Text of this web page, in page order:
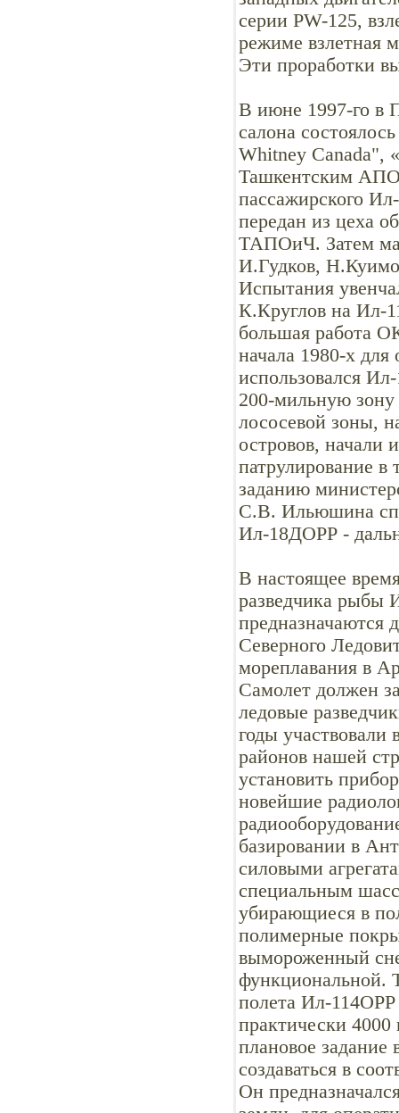
серии PW-125,
режиме взлетная
Эти проработки
В июне 1997-го в
салона
Whitney
Ташкентским
пассажирского
передан из цеха
ТАПОиЧ. Затем
И.Гудков,
Испытания
К.Круглов на Ил-
большая работа
начала 1980-х
использовался
200-мильную зону
лососевой зоны,
островов, начали
патрулирование в
заданию
С.В. Ильюшина
Ил-18ДОРР -
В настоящее
разведчика рыбы
предназначаются
Северного
мореплавания в
Самолет должен
ледовые
годы участвовали
районов нашей
установить
новейшие
базировании в
силовыми
специальным
убирающиеся в
полимерные
вымороженный
функциональной.
полета Ил-114ОРР
практически 4000
плановое
создаваться в
Он